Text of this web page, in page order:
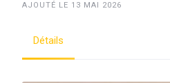
AJOUTÉ LE 13 MAI 2026
Détails